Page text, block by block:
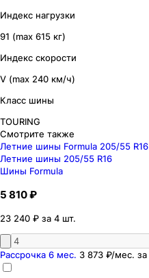
Индекс нагрузки
91 (max 615 кг)
Индекс скорости
V (max 240 км/ч)
Класс шины
TOURING
Смотрите также
Летние шины Formula 205/55 R16
Летние шины 205/55 R16
Шины Formula
5 810 ₽
23 240 ₽ за 4 шт.
Рассрочка 6 мес. 3 873 ₽/мес. за